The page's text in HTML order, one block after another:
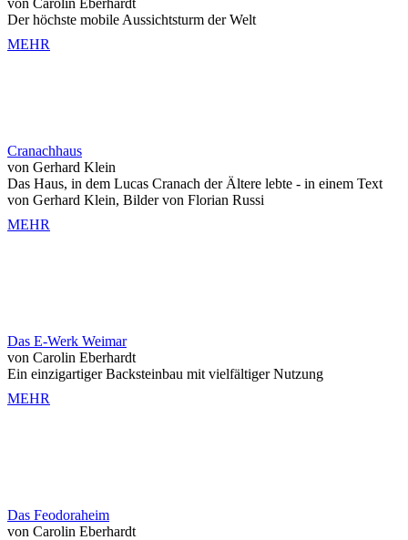
von Carolin Eberhardt
Der höchste mobile Aussichtsturm der Welt
MEHR
Cranachhaus
von Gerhard Klein
Das Haus, in dem Lucas Cranach der Ältere lebte - in einem Text
von Gerhard Klein, Bilder von Florian Russi
MEHR
Das E-Werk Weimar
von Carolin Eberhardt
Ein einzigartiger Backsteinbau mit vielfältiger Nutzung
MEHR
Das Feodoraheim
von Carolin Eberhardt